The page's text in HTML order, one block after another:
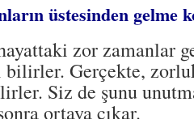
üstesinden gelme
zor zamanlar
Gerçekte,
Siz de şunu
ortaya çıkar.